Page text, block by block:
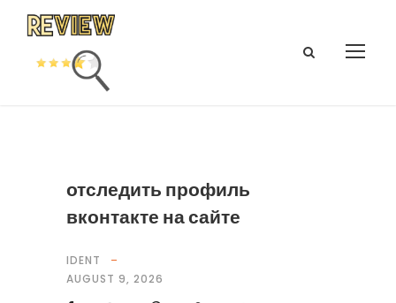
отследить профиль
вконтакте на сайте
IDENT
AUGUST 9, 2026